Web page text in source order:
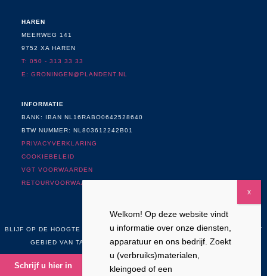
HAREN
MEERWEG 141
9752 XA HAREN
T: 050 - 313 33 33
E: GRONINGEN@PLANDENT.NL
INFORMATIE
BANK: IBAN NL16RABO0642528640
BTW NUMMER: NL803612242B01
PRIVACYVERKLARING
COOKIEBELEID
VGT VOORWAARDEN
RETOURVOORWAARDEN
NIEUWSBRIEF
BLIJF OP DE HOOGTE VAN NIEUWS, ONTWIKKELINGEN EN ACTIES OP HET
GEBIED VAN TANDHEELKUNDE, TANDTECHNIEK EN CADCAM
Schrijf u hier in
Welkom! Op deze website vindt
u informatie over onze diensten,
apparatuur en ons bedrijf. Zoekt
u (verbruiks)materialen,
kleingoed of een